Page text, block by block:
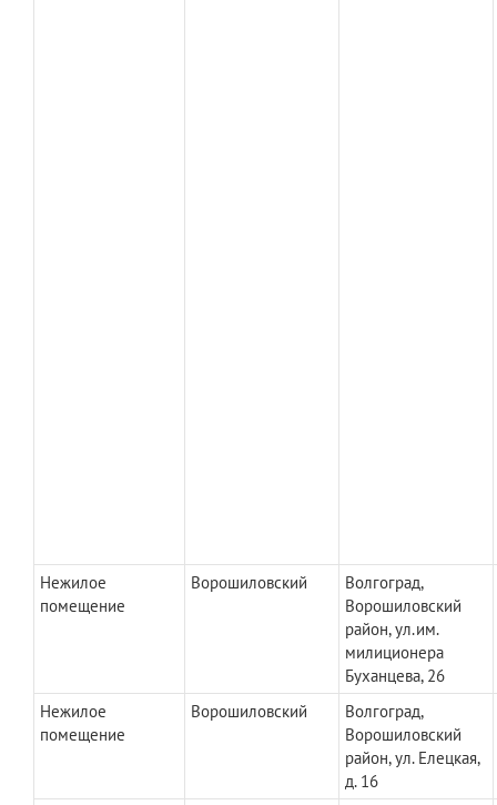
Нежилое
помещение
Ворошиловский
Волгоград,
Ворошиловский
район, ул.им.
милиционера
Буханцева, 26
Нежилое
помещение
Ворошиловский
Волгоград,
Ворошиловский
район, ул. Елецкая,
д. 16